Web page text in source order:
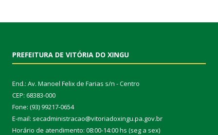
PREFEITURA DE VITÓRIA DO XINGU
End.: Av. Manoel Felix de Farias s/n - Centro
CEP: 68383-000
Fone: (93) 99217-0654
E-mail: secadministracao@vitoriadoxingu.pa.gov.br
Horário de atendimento: 08:00-14:00 hs (seg a sex)